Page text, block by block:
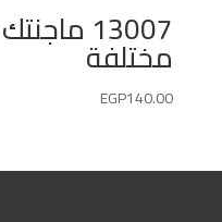
13007
مختلفة
EGP140.00